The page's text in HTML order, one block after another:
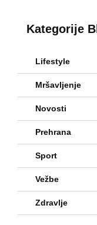
Kategorije
Lifestyle
Mršavljenje
Novosti
Prehrana
Sport
Vežbe
Zdravlje